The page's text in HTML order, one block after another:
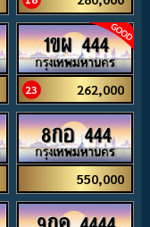
1ขผ 444
23 262,000
8กอ 444
550,000